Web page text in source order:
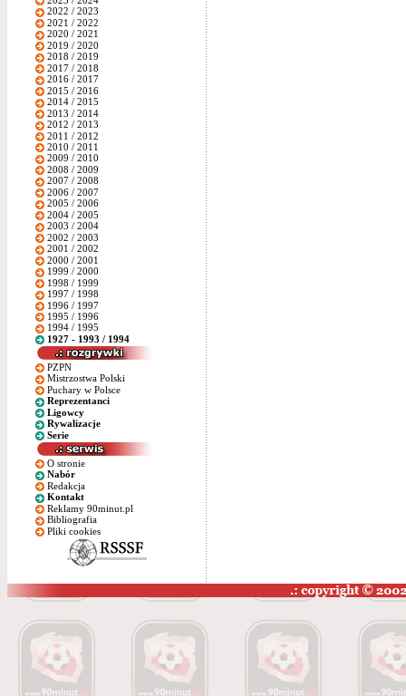
2022 / 2023
2021 / 2022
2020 / 2021
2019 / 2020
2018 / 2019
2017 / 2018
2016 / 2017
2015 / 2016
2014 / 2015
2013 / 2014
2012 / 2013
2011 / 2012
2010 / 2011
2009 / 2010
2008 / 2009
2007 / 2008
2006 / 2007
2005 / 2006
2004 / 2005
2003 / 2004
2002 / 2003
2001 / 2002
2000 / 2001
1999 / 2000
1998 / 1999
1997 / 1998
1996 / 1997
1995 / 1996
1994 / 1995
1927 - 1993 / 1994
PZPN
Mistrzostwa Polski
Puchary w Polsce
Reprezentanci
Ligowcy
Rywalizacje
Serie
O stronie
Nabór
Redakcja
Kontakt
Reklamy 90minut.pl
Bibliografia
Pliki cookies